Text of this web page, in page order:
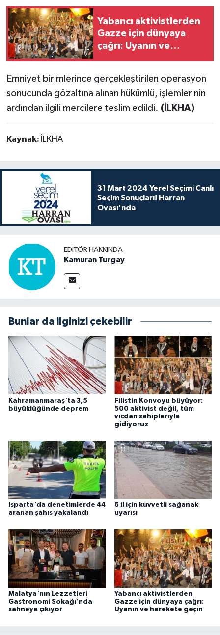
Yabancı aktivistlerden
Gazze için dünyaya
çağrı: Uyanın ve
Emniyet birimlerince gerçekleştirilen operasyon
sonucunda gözaltına alınan hükümlü, işlemlerinin
ardından ilgili mercilere teslim edildi. (İLKHA)
Kaynak: İLKHA
31 Mart 2024 Yerel Seçimi Canlı
Seçim Sonuçları! Harran
Ovası'nda
EDITÖR HAKKINDA
Kamuran Turgay
Bunlar da ilginizi çekebilir
Kahramanmaraş'ta 3,5
büyüklüğünde deprem
Filistin Konvoyu büyüyor:
500 aktivist değil, tüm
vicdan sahipleriyle
gidiyoruz
Isparta'da denetimlerde 44
aranan şahıs yakalandı
6 il için kuvvetli sağanak
uyarısı
Malatya'nın Lezzetleri
Gastronomi Sokağı'nda
sahneye çıkıyor
Yabancı aktivistlerden
Gazze için dünyaya çağrı:
Uyanın ve harekete geçin